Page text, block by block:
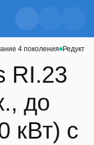
4 поколения
RI.23
до
кВт) с